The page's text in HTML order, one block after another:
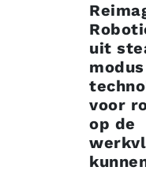
uit
voor
op de